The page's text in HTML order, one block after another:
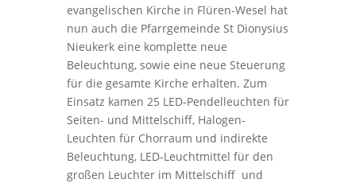
evangelischen Kirche in Flüren-Wesel hat
nun auch die Pfarrgemeinde St Dionysius
Nieukerk eine komplette neue
Beleuchtung, sowie eine neue Steuerung
für die gesamte Kirche erhalten. Zum
Einsatz kamen 25 LED-Pendelleuchten für
Seiten- und Mittelschiff, Halogen-
Leuchten für Chorraum und indirekte
Beleuchtung, LED-Leuchtmittel für den
großen Leuchter im Mittelschiff und